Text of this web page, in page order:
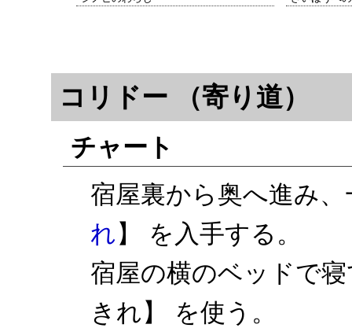
コリドー （寄り道）
チャート
宿屋裏から奥へ進み
れ】 を入手する。
宿屋の横のベッドで
きれ】 を使う。